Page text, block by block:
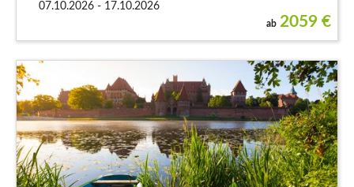
07.10.2026 - 17.10.2026
ab 2059 €